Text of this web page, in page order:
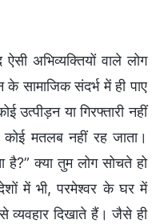
अभिव्यक्तियों वाले लोग
संदर्भ में ही पाए
उत्पीड़न या गिरफ्तारी नहीं
कोई मतलब नहीं रह जाता।
है?” क्या तुम लोग सोचते हो
में भी, परमेश्वर के घर में
व्यवहार दिखाते हैं। जैसे ही